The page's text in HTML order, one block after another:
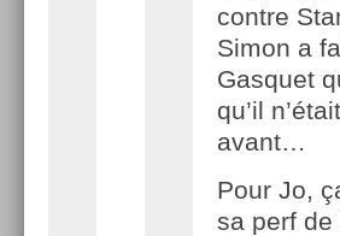
contre
Simon a
Gasquet
qu’il
avant…
Pour Jo,
sa perf de